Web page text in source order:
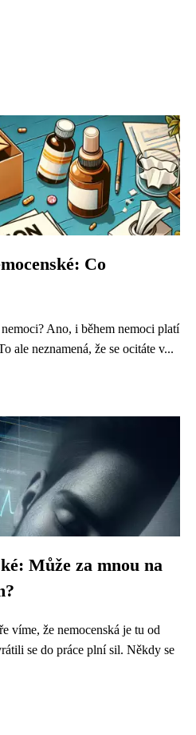
Co
Ano, i během nemoci platí
ale neznamená, že se ocitáte v...
Může za mnou na
víme, že nemocenská je tu od
se do práce plní sil. Někdy se